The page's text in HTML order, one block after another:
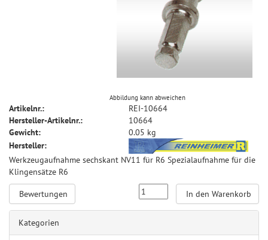
Abbildung kann abweichen
Artikelnr.:
REI-10664
Hersteller-Artikelnr.:
10664
Gewicht:
0.05 kg
Hersteller:
Werkzeugaufnahme sechskant NV11 für R6 Spezialaufnahme für die
Klingensätze R6
In den Warenkorb
Bewertungen
Kategorien